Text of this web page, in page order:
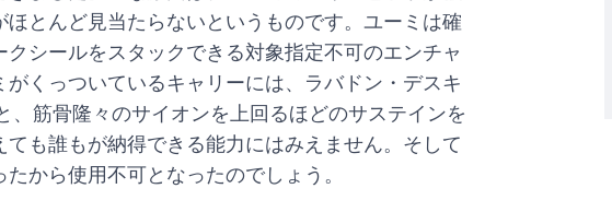
ほとんど見当たらないというものです。ユーミは確
シールをスタックできる対象指定不可のエンチャ
がくっついているキャリーには、ラバドン・デスキ
、筋骨隆々のサイオンを上回るほどのサステインを
も誰もが納得できる能力にはみえません。そして
から使用不可となったのでしょう。